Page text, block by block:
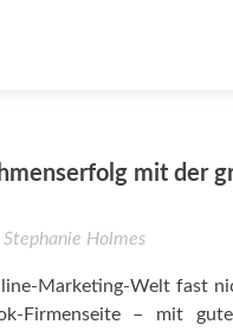
mit der
Stephanie Holmes
Marketing-Welt fast
Firmenseite – mit